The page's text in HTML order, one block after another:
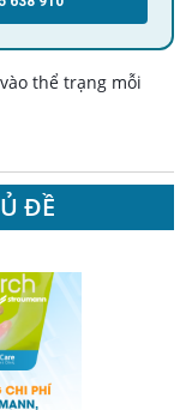
thể trạng mỗi
ĐỀ